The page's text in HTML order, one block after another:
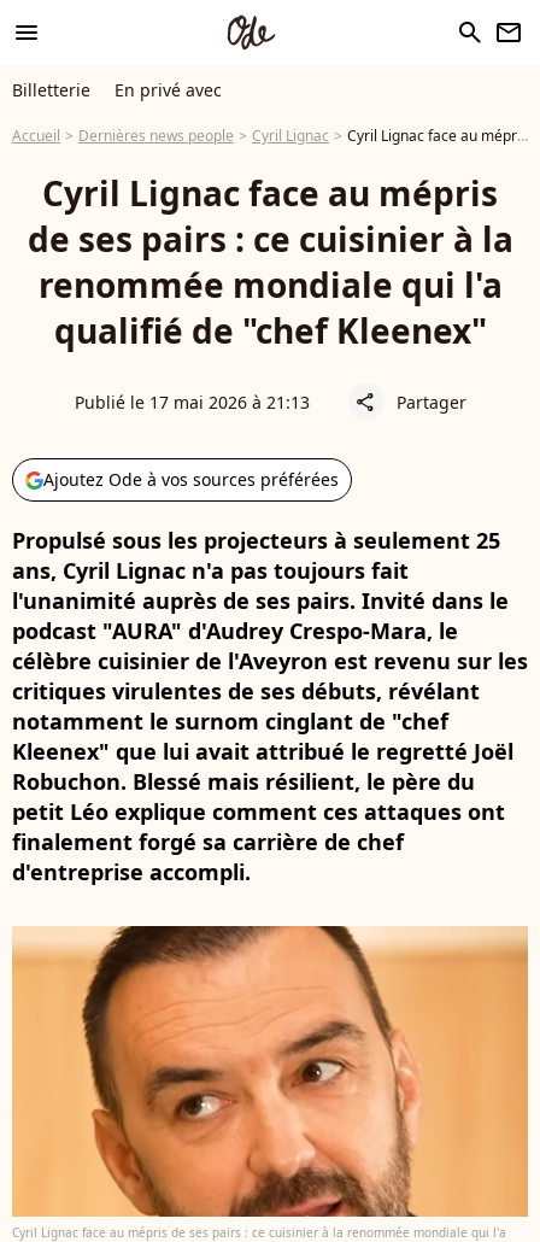
menu search newsletter
Billetterie En privé avec
Accueil Dernières news people Cyril Lignac Cyril Lignac face au mépris de ses pairs : ce cuisinier à la renommée mondiale qui l'a qualifié de "chef Kleenex"
Cyril Lignac face au mépris
de ses pairs : ce cuisinier à la
renommée mondiale qui l'a
qualifié de "chef Kleenex"
Publié le 17 mai 2026 à 21:13 share Partager
Ajoutez Ode à vos sources préférées
Propulsé sous les projecteurs à seulement 25
ans, Cyril Lignac n'a pas toujours fait
l'unanimité auprès de ses pairs. Invité dans le
podcast "AURA" d'Audrey Crespo-Mara, le
célèbre cuisinier de l'Aveyron est revenu sur les
critiques virulentes de ses débuts, révélant
notamment le surnom cinglant de "chef
Kleenex" que lui avait attribué le regretté Joël
Robuchon. Blessé mais résilient, le père du
petit Léo explique comment ces attaques ont
finalement forgé sa carrière de chef
d'entreprise accompli.
Cyril Lignac face au mépris de ses pairs : ce cuisinier à la renommée mondiale qui l'a